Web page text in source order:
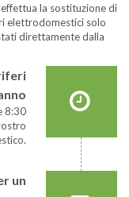
la sostituzione di
elettrodomestici solo
direttamente dalla
8:30
un